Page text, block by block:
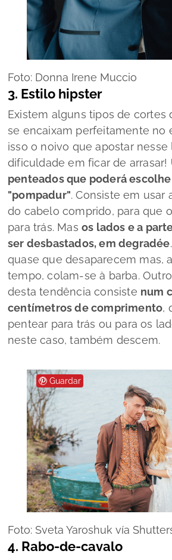
Foto: Donna Irene Muccio
3. Estilo hipster
Existem alguns tipos de cortes
se encaixam perfeitamente no
isso o noivo que apostar nesse
dificuldade em ficar de arrasar!
penteados que poderá
"pompadur".Consiste em usar
do cabelo comprido, para que
para trás. Mas os lados e a
ser desbastados, em degradée.
quase que desaparecem mas,
tempo, colam-se à barba.
desta tendência consiste num
centímetros de comprimento,
pentear para trás ou para os
neste caso, também descem.
Guardar
Foto: Sveta Yaroshuk vía
4. Rabo-de-cavalo